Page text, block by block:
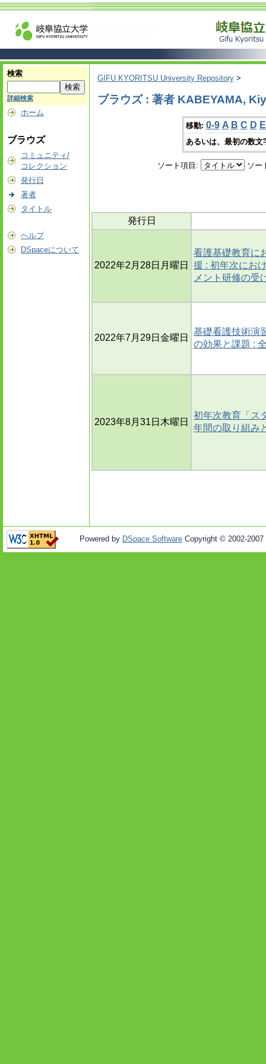
検索
詳細検索
ホーム
ブラウズ
コミュニティ/
コレクション
発行日
著者
タイトル
ヘルプ
DSpaceについて
GIFU KYORITSU University Repository >
ブラウズ : 著者 KABEYAMA,
移動: 0-9 A B C D E
あるいは、最初の数
ソート項目: ソー
発行日
2022年2月28日月曜日
看護基礎教育に
援 : 初年次にお
メント研修の受
2022年7月29日金曜日
基礎看護技術演
の効果と課題 :
2023年8月31日木曜日
初年次教育「ス
年間の取り組み
Powered by DSpace Software Copyright © 2002-2007